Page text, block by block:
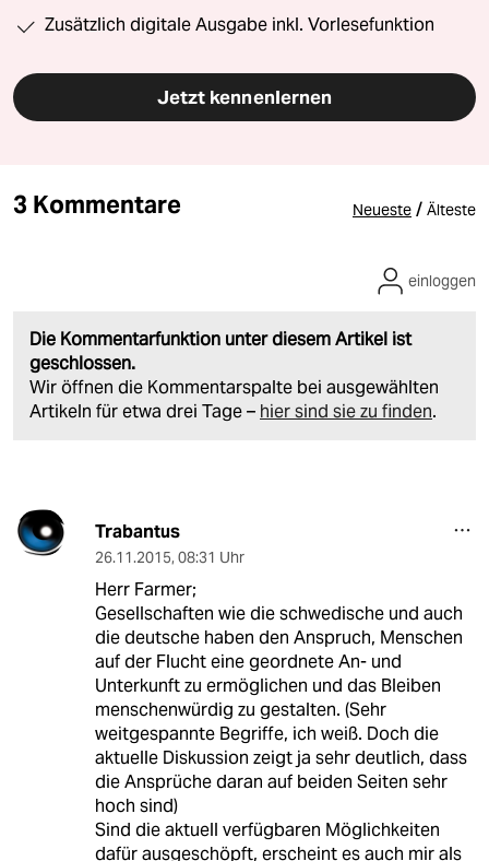
Zusätzlich digitale Ausgabe inkl. Vorlesefunktion
Jetzt kennenlernen
3 Kommentare Neueste / Älteste
Die Kommentarfunktion unter diesem Artikel ist
geschlossen.
Wir öffnen die Kommentarspalte bei ausgewählten
Artikeln für etwa drei Tage – hier sind sie zu finden.
einloggen
Trabantus
26.11.2015, 08:31 Uhr
Herr Farmer;
Gesellschaften wie die schwedische und auch
die deutsche haben den Anspruch, Menschen
auf der Flucht eine geordnete An- und
Unterkunft zu ermöglichen und das Bleiben
menschenwürdig zu gestalten. (Sehr
weitgespannte Begriffe, ich weiß. Doch die
aktuelle Diskussion zeigt ja sehr deutlich, dass
die Ansprüche daran auf beiden Seiten sehr
hoch sind)
Sind die aktuell verfügbaren Möglichkeiten
dafür ausgeschöpft, erscheint es auch mir als